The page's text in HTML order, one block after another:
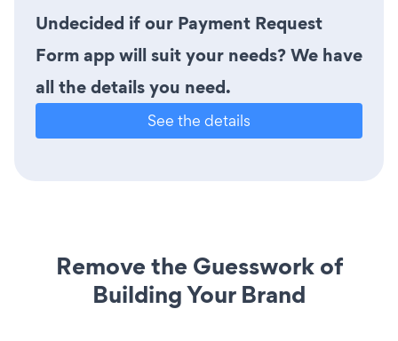
Undecided if our Payment Request
Form app will suit your needs? We have
all the details you need.
See the details
Remove the Guesswork of
Building Your Brand